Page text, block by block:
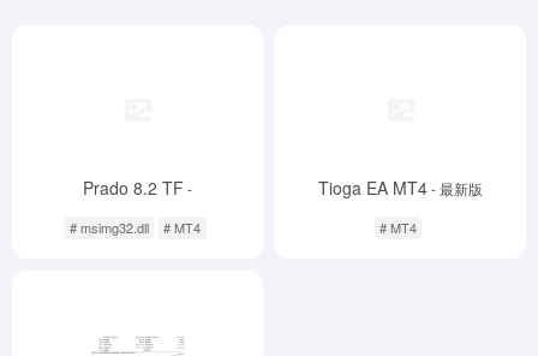
Prado 8.2 TF -
# msimg32.dll # MT4
Tioga EA MT4- 最新版
# MT4